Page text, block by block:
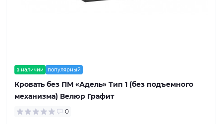
в наличии популярный
Кровать без ПМ «Адель» Тип 1 (без подъемного
механизма) Велюр Графит
0